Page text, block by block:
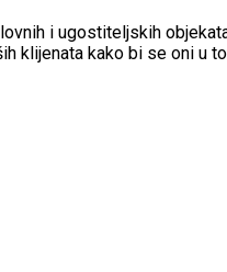
i ugostiteljskih
klijenata kako bi se oni u